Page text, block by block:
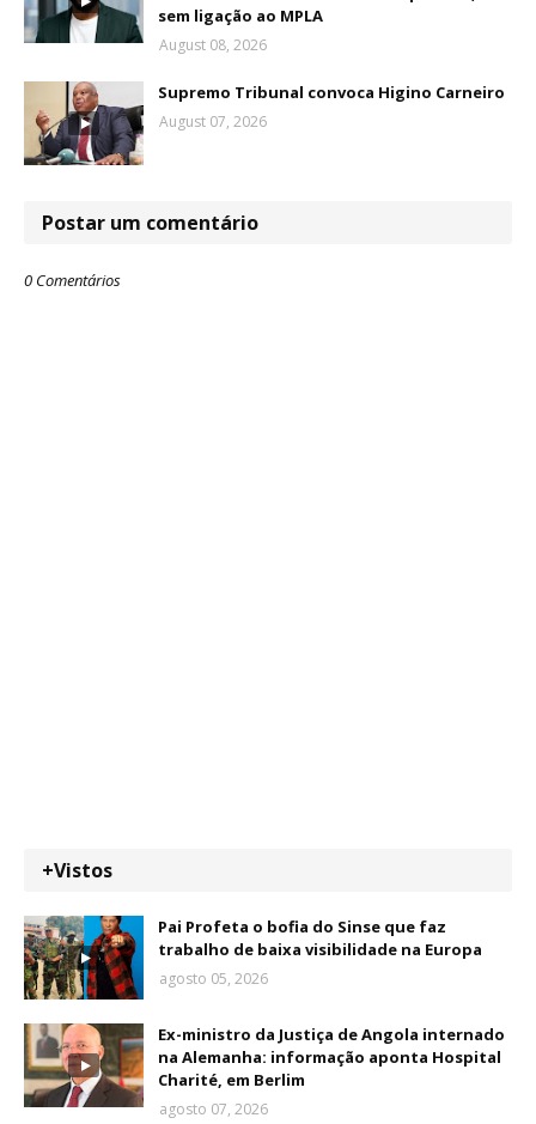
sem ligação ao MPLA
August 08, 2026
Supremo Tribunal convoca Higino Carneiro
August 07, 2026
Postar um comentário
0 Comentários
+Vistos
Pai Profeta o bofia do Sinse que faz
trabalho de baixa visibilidade na Europa
agosto 05, 2026
Ex-ministro da Justiça de Angola internado
na Alemanha: informação aponta Hospital
Charité, em Berlim
agosto 07, 2026